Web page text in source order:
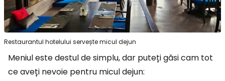
Restaurantul hotelului servește micul dejun
Meniul este destul de simplu, dar puteți găsi cam tot
ce aveți nevoie pentru micul dejun: